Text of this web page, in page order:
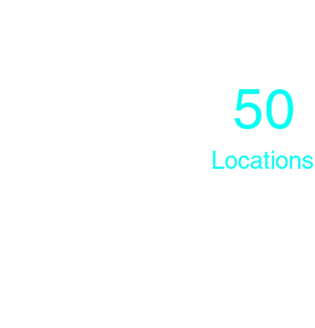
50
Locations